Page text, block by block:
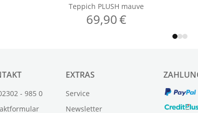
- 985 0
EXTRAS
Service
Newsletter